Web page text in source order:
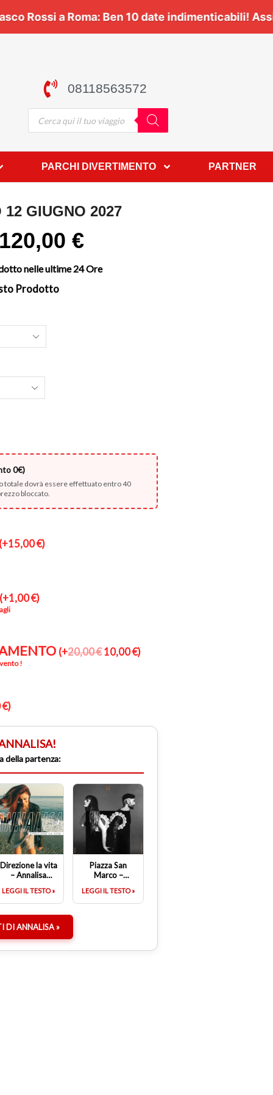
Viaggia con noi 🎶 | 🎸Vasco Rossi a Roma:
08118563572
PARCHI DIVERTIMENTO PARTNER
GIUGNO 2027
120,00 €
nelle ultime 24 Ore
Prodotto
0€)
totale dovrà essere effettuato entro 40
bloccato.
(+15,00€)
(+1,00€)
(+20,00€ 10,00€)
!
€)
della partenza:
Direzione la vita
– Annalisa
LEGGI IL TESTO »
Piazza San
Marco –
LEGGI IL TESTO »
DI ANNALISA »